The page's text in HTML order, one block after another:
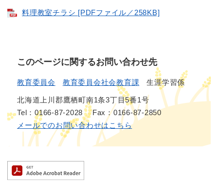
料理教室チラシ [PDFファイル／258KB]
このページに関するお問い合わせ先
教育委員会 教育委員会社会教育課 生涯学習係
北海道上川郡鷹栖町南1条3丁目5番1号
Tel：0166-87-2028
Fax：0166-87-2850
メールでのお問い合わせはこちら